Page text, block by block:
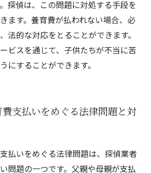
探偵は、この問題に対処する手段を
ます。養育費が払われない場合、必
法的な対応をとることができます。
ビスを通じて、子供たちが不当に苦
にすることができます。
支払いをめぐる法律問題と対
払いをめぐる法律問題は、探偵業者
問題の一つです。父親や母親が支払